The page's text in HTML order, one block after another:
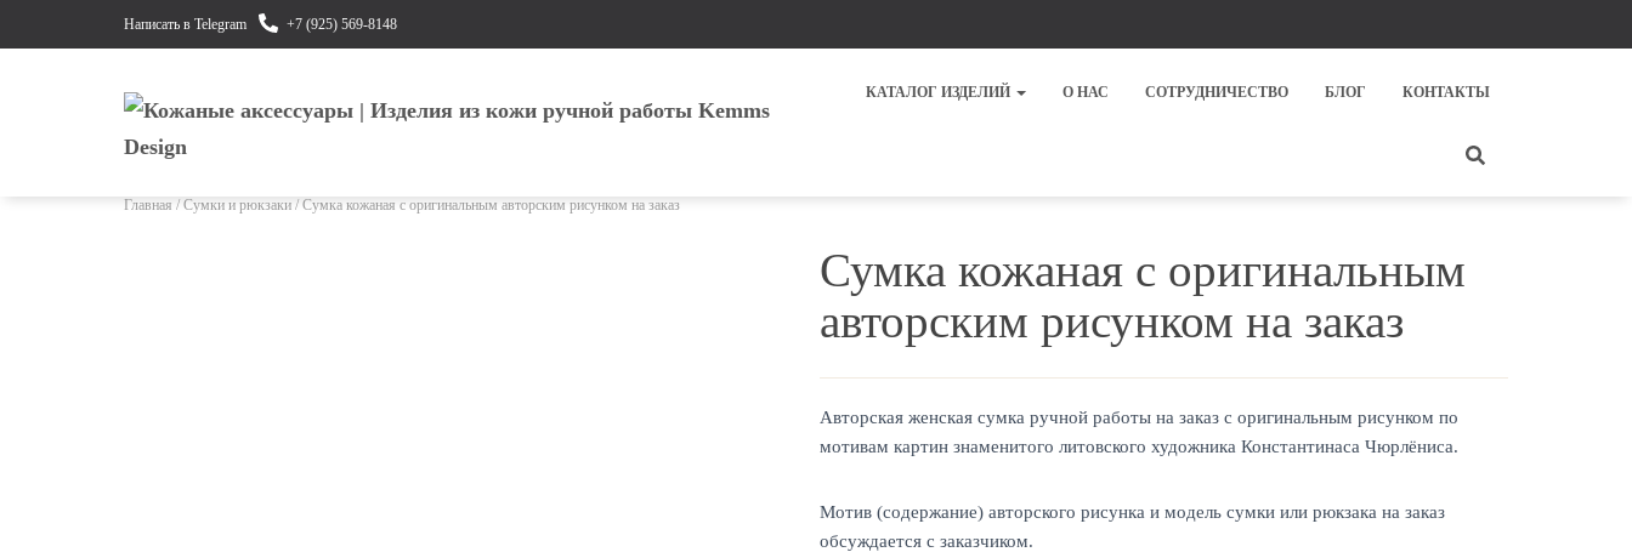
Написать в Telegram +7 (925) 569-8148
КАТАЛОГ ИЗДЕЛИЙ О НАС СОТРУДНИЧЕСТВО БЛОГ КОНТАКТЫ
Главная /Сумки и рюкзаки / Сумка кожаная с оригинальным авторским рисунком на заказ
Сумка кожаная с оригинальным
авторским рисунком на заказ
Авторская женская сумка ручной работы на заказ с оригинальным рисунком по
мотивам картин знаменитого литовского художника Константинаса Чюрлёниса.
Мотив (содержание) авторского рисунка и модель сумки или рюкзака на заказ
обсуждается с заказчиком.